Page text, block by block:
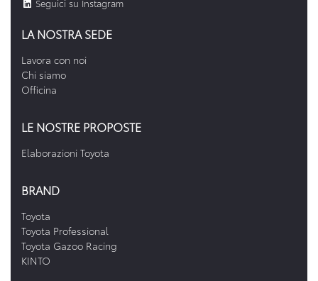
Seguici su Instagram
LA NOSTRA SEDE
Lavora con noi
Chi siamo
Officina
LE NOSTRE PROPOSTE
Elaborazioni Toyota
BRAND
Toyota
Toyota Professional
Toyota Gazoo Racing
KINTO